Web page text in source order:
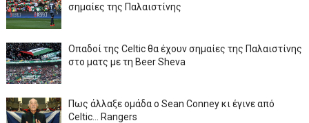
σημαίες της Παλαιστίνης
Οπαδοί της Celtic θα έχουν σημαίες της Παλαιστίνης
στο ματς με τη Beer Sheva
Πως άλλαξε ομάδα ο Sean Conney κι έγινε από
Celtic... Rangers